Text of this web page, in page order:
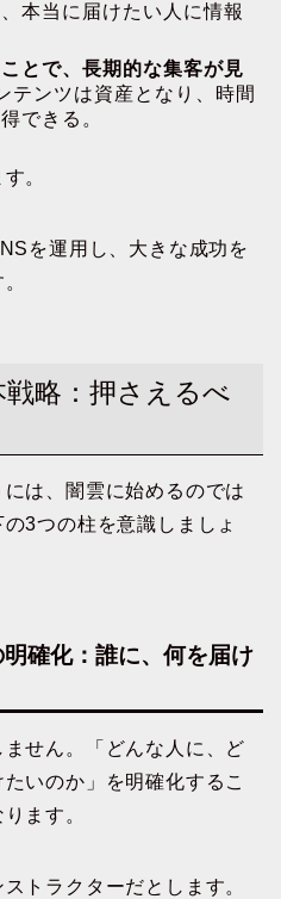
本当に届けたい人に情報
とで、長期的な集客が見
テンツは資産となり、時間
できる。
。
を運用し、大きな成功を
略：押さえるべ
は、闇雲に始めるのでは
3つの柱を意識しましょ
確化：誰に、何を届け
せん。「どんな人に、ど
いのか」を明確化するこ
ます。
トラクターだとします。